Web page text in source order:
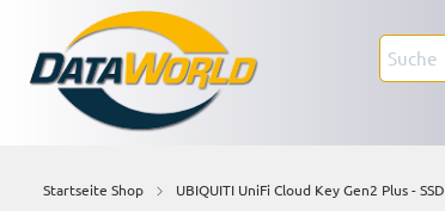
Startseite Shop UBIQUITI UniFi Cloud Key Gen2 Plus - SSD